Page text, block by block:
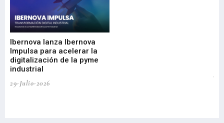
Ibernova lanza Ibernova
Impulsa para acelerar la
digitalización de la pyme
industrial
29-Julio-2026